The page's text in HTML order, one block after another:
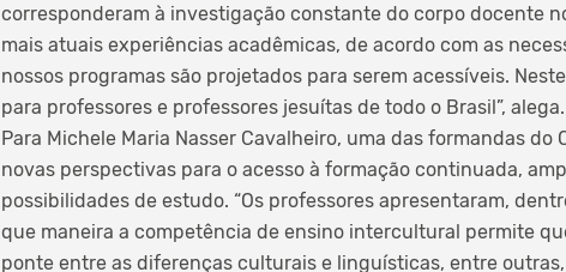
corresponderam à investigação constante do corpo docente
mais atuais experiências acadêmicas, de acordo com as
nossos programas são projetados para serem acessíveis.
para professores e professores jesuítas de todo o Brasil”, alega.
Para Michele Maria Nasser Cavalheiro, uma das formandas
novas perspectivas para o acesso à formação continuada,
possibilidades de estudo. “Os professores apresentaram,
que maneira a competência de ensino intercultural permite
ponte entre as diferenças culturais e linguísticas, entre